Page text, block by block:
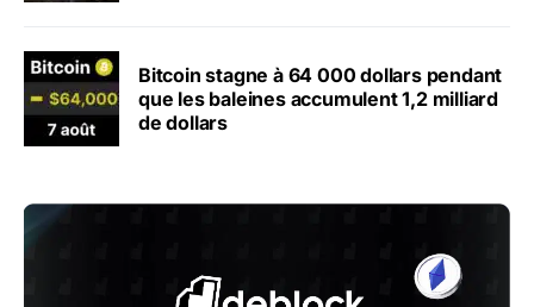
Bitcoin stagne à 64 000 dollars pendant
que les baleines accumulent 1,2 milliard
de dollars